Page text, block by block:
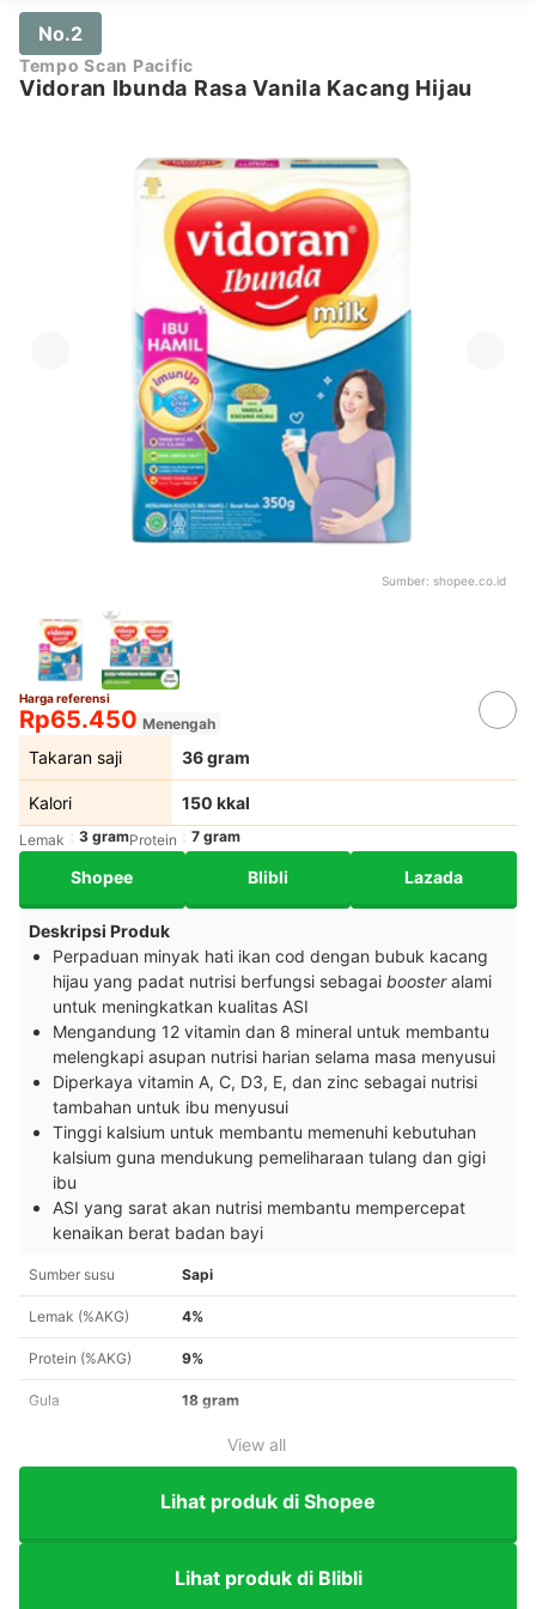
No.2
Tempo Scan Pacific
Vidoran Ibunda Rasa Vanila Kacang Hijau
Sumber: shopee.co.id
Harga referensi
Rp65.450 Menengah
Takaran saji 36 gram
Kalori 150 kkal
Lemak 3 gramProtein 7 gram
Shopee Blibli Lazada
Deskripsi Produk
Perpaduan minyak hati ikan cod dengan bubuk kacang
hijau yang padat nutrisi berfungsi sebagai boosteralami
untuk meningkatkan kualitas ASI
Mengandung 12 vitamin dan 8 mineral untuk membantu
melengkapi asupan nutrisi harian selama masa menyusui
Diperkaya vitamin A, C, D3, E, dan zinc sebagai nutrisi
tambahan untuk ibu menyusui
Tinggi kalsium untuk membantu memenuhi kebutuhan
kalsium guna mendukung pemeliharaan tulang dan gigi
ibu
ASI yang sarat akan nutrisi membantu mempercepat
kenaikan berat badan bayi
Sumber susu Sapi
Lemak (%AKG) 4%
Protein (%AKG) 9%
Gula 18 gram
View all
Lihat produk di Shopee
Lihat produk di Blibli